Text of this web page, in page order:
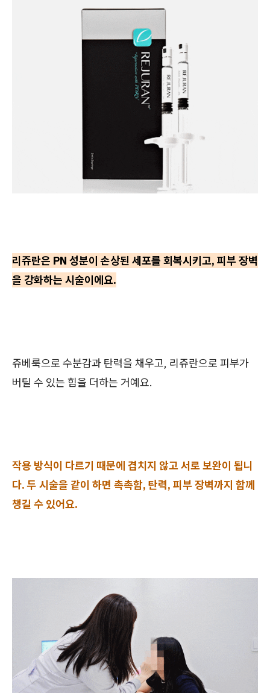
리쥬란은 PN 성분이 손상된 세포를 회복시키고, 피부 장벽
을 강화하는 시술이에요.
쥬베룩으로 수분감과 탄력을 채우고, 리쥬란으로 피부가
버틸 수 있는 힘을 더하는 거예요.
작용 방식이 다르기 때문에 겹치지 않고 서로 보완이 됩니
다. 두 시술을 같이 하면 촉촉함, 탄력, 피부 장벽까지 함께
챙길 수 있어요.